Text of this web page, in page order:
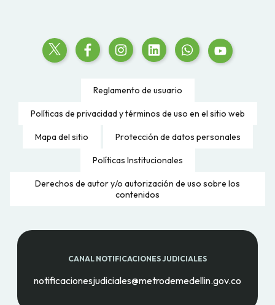
Reglamento de usuario
Políticas de privacidad y términos de uso en el sitio web
Mapa del sitio Protección de datos personales
Políticas Institucionales
Derechos de autor y/o autorización de uso sobre los
contenidos
CANAL NOTIFICACIONES JUDICIALES
notificacionesjudiciales@metrodemedellin.gov.co